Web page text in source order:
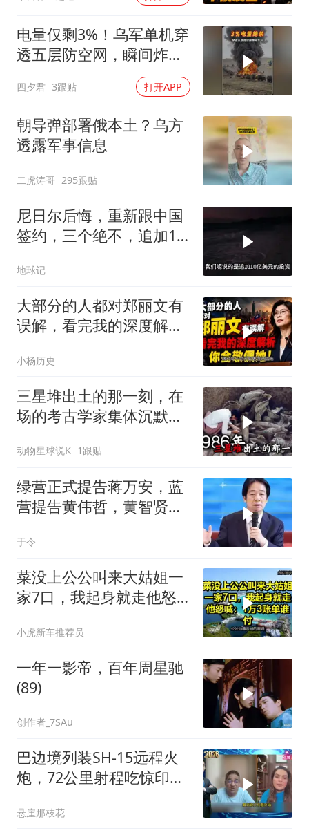
电量仅剩3%！乌军单机穿
透五层防空网，瞬间炸飞
四夕君 3跟贴 打开APP
朝导弹部署俄本土？乌方
透露军事信息
二虎涛哥 295跟贴
尼日尔后悔，重新跟中国
签约，三个绝不，追加10
地球记
大部分的人都对郑丽文有
误解，看完我的深度解析
小杨历史
三星堆出土的那一刻，在
场的考古学家集体沉默
动物星球说K 1跟贴
绿营正式提告蒋万安，蓝
营提告黄伟哲，黄智贤不
于令
菜没上公公叫来大姑姐一
家7口，我起身就走他怒
小虎新车推荐员
一年一影帝，百年周星驰
(89)
创作者_7SAu
巴边境列装SH-15远程火
炮，72公里射程吃惊印度
悬崖那枝花